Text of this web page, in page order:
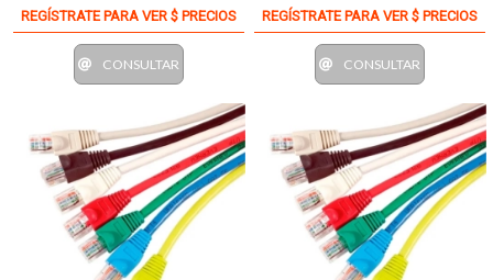
REGÍSTRATE PARA VER $ PRECIOS
CONSULTAR
REGÍSTRATE PARA VER $ PRECIOS
CONSULTAR